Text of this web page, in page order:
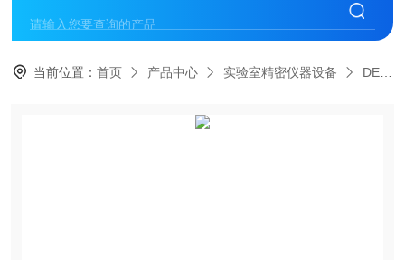
当前位置：首页 产品中心 实验室精密仪器设备 DENSOKU电测